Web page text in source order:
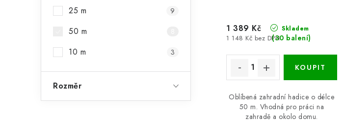
25 m 9
50 m
10 m 3
Rozměr
Skladem
(30 balení)
1 148 Kč bez DPH
1 389 Kč
Oblíbená zahradní hadice o délce
50 m. Vhodná pro práci na
zahradě a okolo domu.